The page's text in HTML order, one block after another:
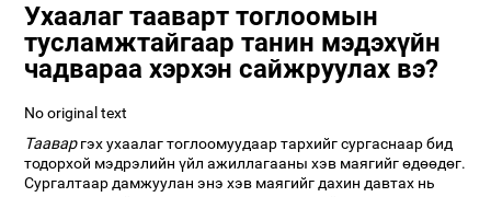
Ухаалаг тааварт тоглоомын
тусламжтайгаар танин мэдэхүйн
чадвараа хэрхэн сайжруулах вэ?
No original text
Тааваргэх ухаалаг тоглоомуудаар тархийг сургаснаар бид
тодорхой мэдрэлийн үйл ажиллагааны хэв маягийг өдөөдөг.
Сургалтаар дамжуулан энэ хэв маягийг дахин давтах нь